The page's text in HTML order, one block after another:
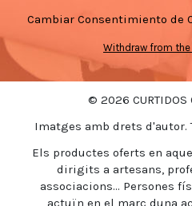
Cambiar Consentimiento de
Withdraw from
© 2026 CURTIDOS
Imatges amb drets d'autor.
Els productes oferts en
dirigits a artesans,
associacions... Persones
actuïn en el marc duna